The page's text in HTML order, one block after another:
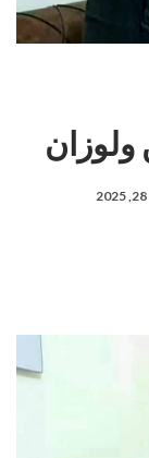
ولوزان